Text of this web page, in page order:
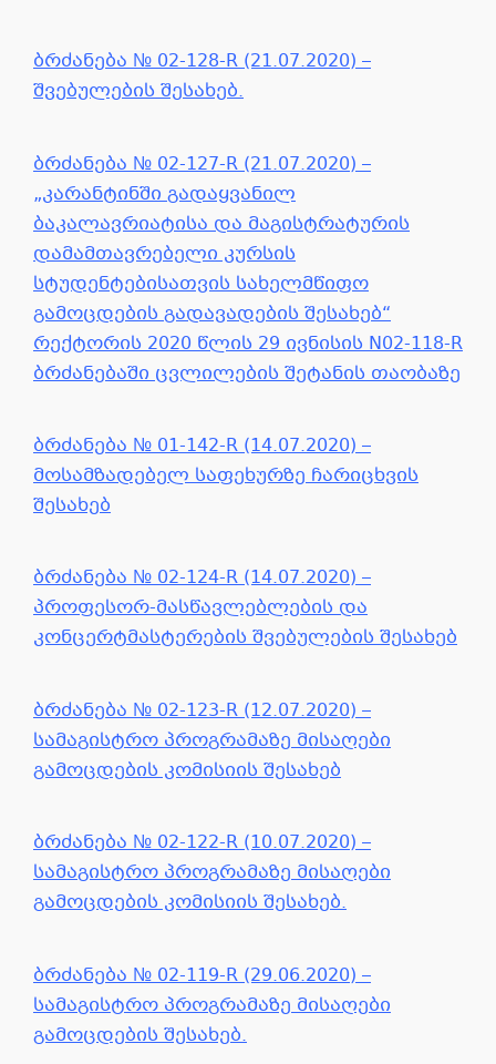
ბრძანება № 02-128-R (21.07.2020) –
შვებულების შესახებ.
ბრძანება № 02-127-R (21.07.2020) –
„კარანტინში გადაყვანილ
ბაკალავრიატისა და მაგისტრატურის
დამამთავრებელი კურსის
სტუდენტებისათვის სახელმწიფო
გამოცდების გადავადების შესახებ“
რექტორის 2020 წლის 29 ივნისის N02-118-R
ბრძანებაში ცვლილების შეტანის თაობაზე
ბრძანება № 01-142-R (14.07.2020) –
მოსამზადებელ საფეხურზე ჩარიცხვის
შესახებ
ბრძანება № 02-124-R (14.07.2020) –
პროფესორ-მასწავლებლების და
კონცერტმასტერების შვებულების შესახებ
ბრძანება № 02-123-R (12.07.2020) –
სამაგისტრო პროგრამაზე მისაღები
გამოცდების კომისიის შესახებ
ბრძანება № 02-122-R (10.07.2020) –
სამაგისტრო პროგრამაზე მისაღები
გამოცდების კომისიის შესახებ.
ბრძანება № 02-119-R (29.06.2020) –
სამაგისტრო პროგრამაზე მისაღები
გამოცდების შესახებ.